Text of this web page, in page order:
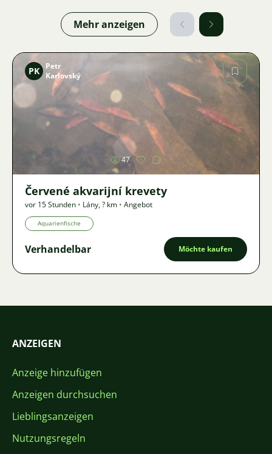
Mehr anzeigen
Bild
PK
Petr
Karlovský
47
Červené akvarijní krevety
vor 15 Stunden • Lány,? km • Angebot
Aquarienfische
Verhandelbar Möchte kaufen
ANZEIGEN
Anzeige hinzufügen
Anzeigen durchsuchen
Lieblingsanzeigen
Nutzungsregeln